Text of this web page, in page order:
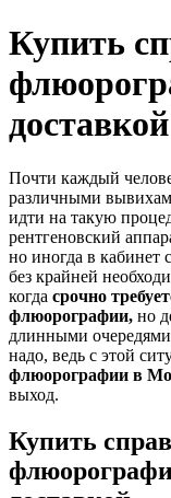
Купить
доставкой
Почти каждый
различными
идти на такую
рентгеновский
но иногда в кабинет
без крайней
когда срочно
флюорографии, но
длинными очередями
надо, ведь с этой
флюорографии в
выход.
Купить